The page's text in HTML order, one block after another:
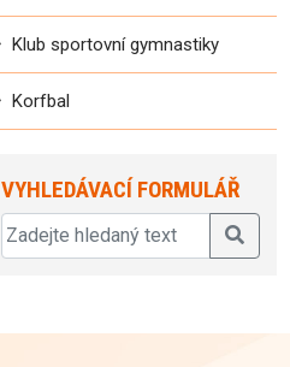
Klub sportovní gymnastiky
Korfbal
VYHLEDÁVACÍ FORMULÁŘ